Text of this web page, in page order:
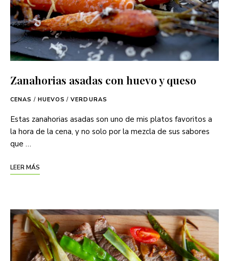
Zanahorias asadas con huevo y queso
CENAS / HUEVOS / VERDURAS
Estas zanahorias asadas son uno de mis platos favoritos a
la hora de la cena, y no solo por la mezcla de sus sabores
que …
LEER MÁS